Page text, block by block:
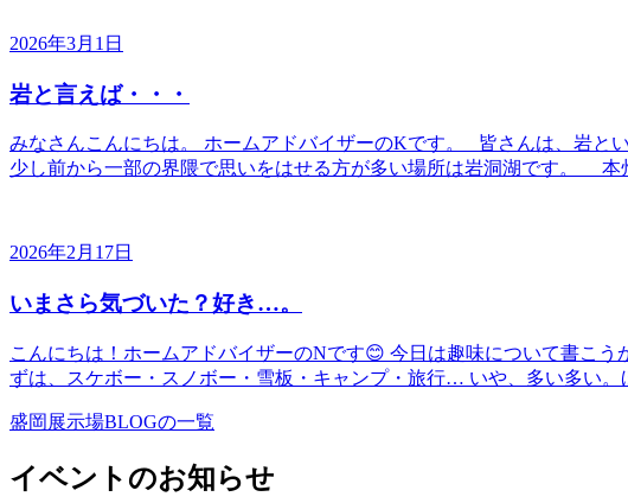
2026年3月1日
岩と言えば・・・
みなさんこんにちは。 ホームアドバイザーのKです。 皆さんは、岩と
少し前から一部の界隈で思いをはせる方が多い場所は岩洞湖です。
2026年2月17日
いまさら気づいた？好き…。
こんにちは！ホームアドバイザーのNです😊 今日は趣味について書こ
ずは、スケボー・スノボー・雪板・キャンプ・旅行… いや、多い多い
盛岡展示場BLOGの一覧
イベントのお知らせ